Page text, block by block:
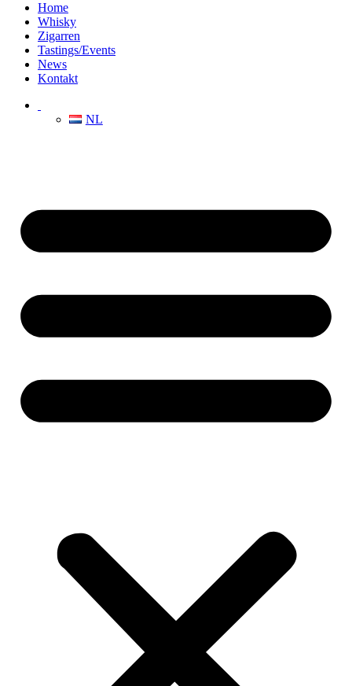
Home
Whisky
Zigarren
Tastings/Events
News
Kontakt
NL